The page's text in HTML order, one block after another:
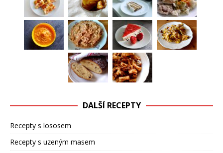
DALŠÍ RECEPTY
Recepty s lososem
Recepty s uzeným masem